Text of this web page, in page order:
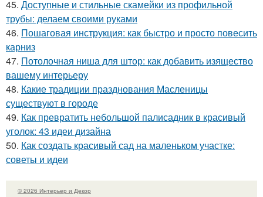
45. Доступные и стильные скамейки из профильной
трубы: делаем своими руками
46. Пошаговая инструкция: как быстро и просто повесить
карниз
47. Потолочная ниша для штор: как добавить изящество
вашему интерьеру
48. Какие традиции празднования Масленицы
существуют в городе
49. Как превратить небольшой палисадник в красивый
уголок: 43 идеи дизайна
50. Как создать красивый сад на маленьком участке:
советы и идеи
© 2026 Интерьер и Декор